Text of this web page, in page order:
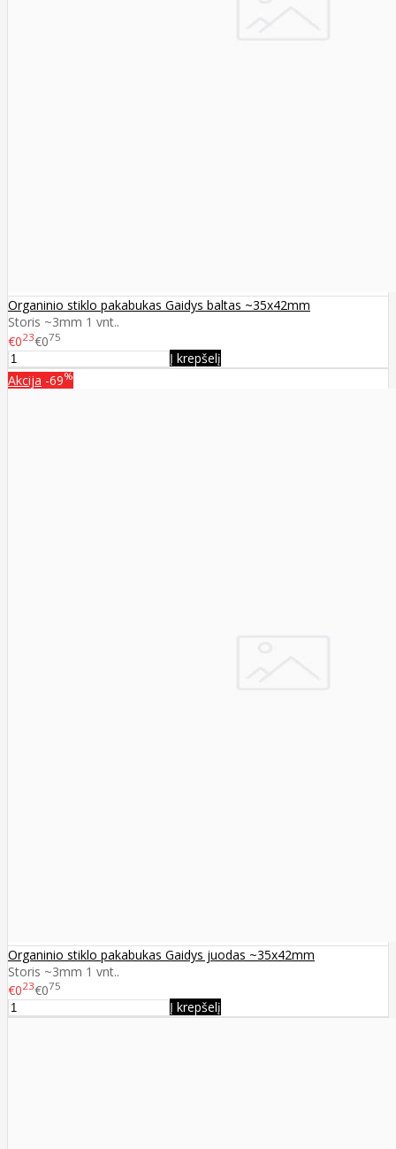
Organinio stiklo pakabukas Gaidys baltas ~35x42mm
Storis ~3mm 1 vnt..
€023€075
Į krepšelį
Akcija -69%
Organinio stiklo pakabukas Gaidys juodas ~35x42mm
Storis ~3mm 1 vnt..
€023€075
Į krepšelį